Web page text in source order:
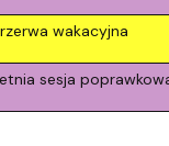
wakacyjna
sesja